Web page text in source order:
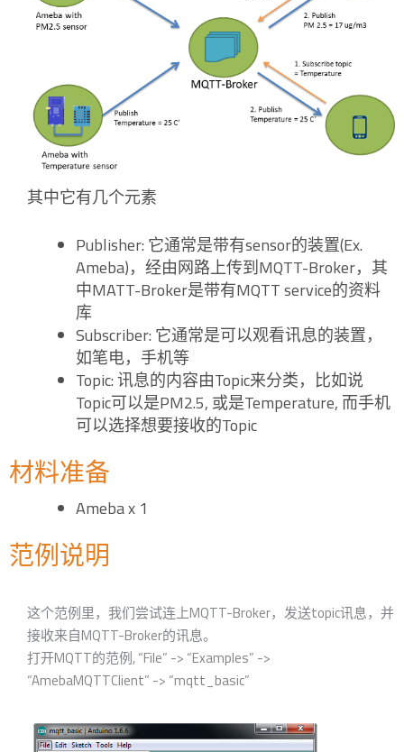
其中它有几个元素
Publisher: 它通常是带有sensor的装置(Ex.
Ameba)，经由网路上传到MQTT-Broker，其
中MATT-Broker是带有MQTT service的资料
库
Subscriber: 它通常是可以观看讯息的装置，
如笔电，手机等
Topic: 讯息的内容由Topic来分类，比如说
Topic可以是PM2.5, 或是Temperature, 而手机
可以选择想要接收的Topic
材料准备
Ameba x 1
范例说明
这个范例里，我们尝试连上MQTT-Broker，发送topic讯息，并
接收来自MQTT-Broker的讯息。
打开MQTT的范例, “File” -> “Examples” ->
“AmebaMQTTClient” -> “mqtt_basic”